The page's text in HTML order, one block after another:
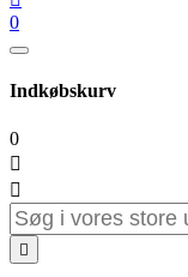
0
Indkøbskurv
0


